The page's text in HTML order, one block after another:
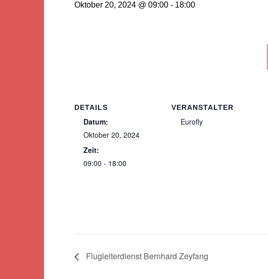
Oktober 20, 2024 @ 09:00 - 18:00
DETAILS
Datum:
Oktober 20, 2024
Zeit:
09:00 - 18:00
VERANSTALTER
Eurofly
Flugleiterdienst Bernhard Zeyfang